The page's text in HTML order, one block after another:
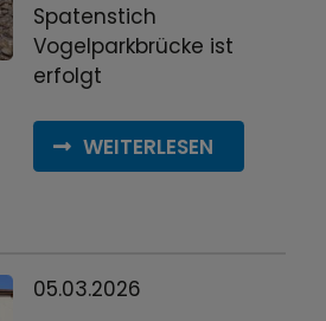
Spatenstich
Vogelparkbrücke ist
erfolgt
WEITERLESEN
05.03.2026